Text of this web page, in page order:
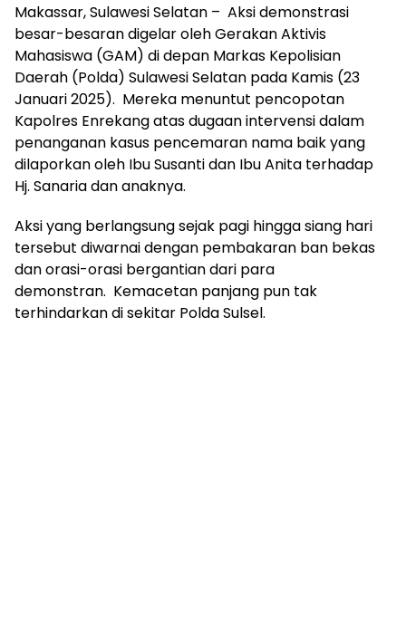
Makassar, Sulawesi Selatan – Aksi demonstrasi
besar-besaran digelar oleh Gerakan Aktivis
Mahasiswa (GAM) di depan Markas Kepolisian
Daerah (Polda) Sulawesi Selatan pada Kamis (23
Januari 2025). Mereka menuntut pencopotan
Kapolres Enrekang atas dugaan intervensi dalam
penanganan kasus pencemaran nama baik yang
dilaporkan oleh Ibu Susanti dan Ibu Anita terhadap
Hj. Sanaria dan anaknya.
Aksi yang berlangsung sejak pagi hingga siang hari
tersebut diwarnai dengan pembakaran ban bekas
dan orasi-orasi bergantian dari para
demonstran. Kemacetan panjang pun tak
terhindarkan di sekitar Polda Sulsel.